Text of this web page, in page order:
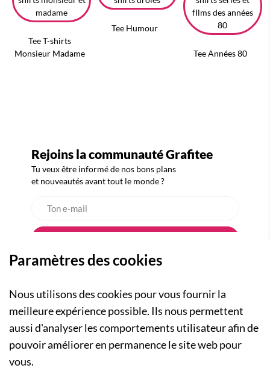
Tee T-shirts
Monsieur Madame
Tee Humour
Tee Années 80
Rejoins la communauté Grafitee
Tu veux être informé de nos bons plans
et nouveautés avant tout le monde ?
A PROPOS
Qui sommes-nous ?
Actualités
Paramètres des cookies
Nous utilisons des cookies pour vous fournir la
meilleure expérience possible. Ils nous permettent
aussi d'analyser les comportements utilisateur afin de
pouvoir améliorer en permanence le site web pour
vous.